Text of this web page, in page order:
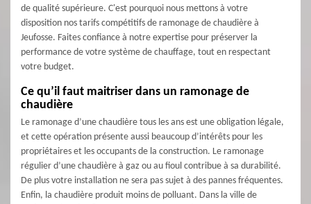
de qualité supérieure. C'est pourquoi nous mettons à votre
disposition nos tarifs compétitifs de ramonage de chaudière à
Jeufosse. Faites confiance à notre expertise pour préserver la
performance de votre système de chauffage, tout en respectant
votre budget.
Ce qu’il faut maitriser dans un ramonage de
chaudière
Le ramonage d’une chaudière tous les ans est une obligation légale,
et cette opération présente aussi beaucoup d’intérêts pour les
propriétaires et les occupants de la construction. Le ramonage
régulier d’une chaudière à gaz ou au fioul contribue à sa durabilité.
De plus votre installation ne sera pas sujet à des pannes fréquentes.
Enfin, la chaudière produit moins de polluant. Dans la ville de